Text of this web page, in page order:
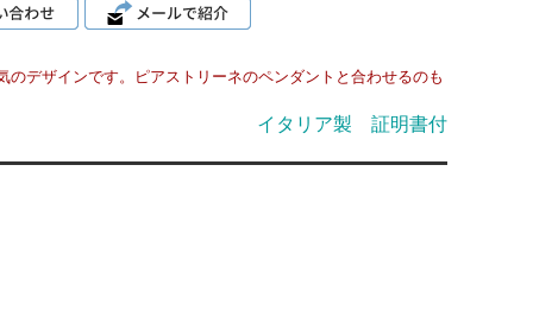
デザインです。ピアストリーネのペンダントと合わせるのも
イタリア製 証明書付